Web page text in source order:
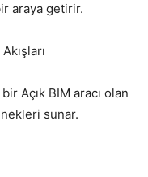
araya getirir.
Açık BIM aracı olan
sunar.